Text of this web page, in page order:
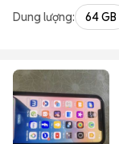
Dung lượng: 64 GB